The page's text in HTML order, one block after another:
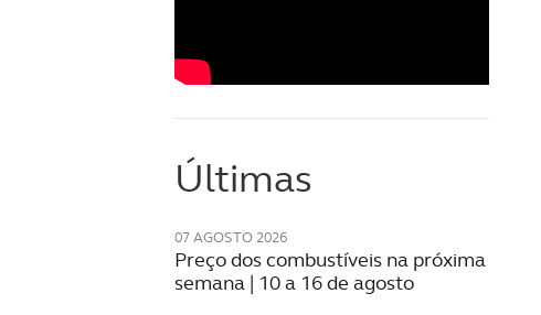
Últimas
07 AGOSTO 2026
Preço dos combustíveis na próxima
semana | 10 a 16 de agosto